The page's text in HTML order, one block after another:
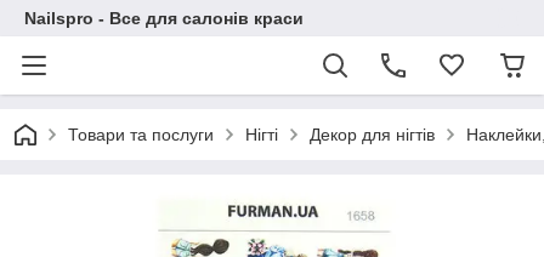
Nailspro - Все для салонів краси
Товари та послуги Нігті Декор для нігтів